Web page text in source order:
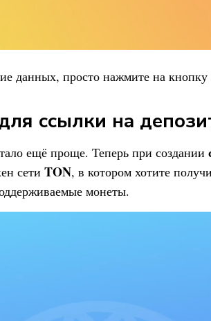
данных, просто нажмите на кнопку
ссылки на
ещё проще. Теперь при создании
сети TON, в котором хотите
монеты.